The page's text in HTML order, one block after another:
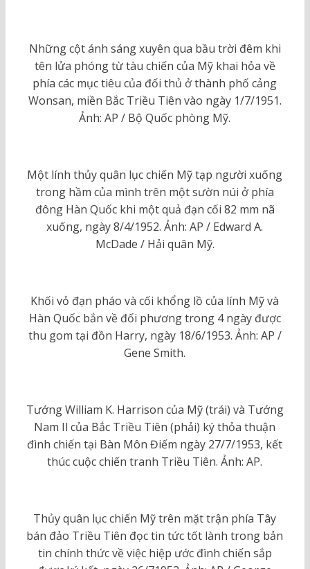
Những cột ánh sáng xuyên qua bầu trời đêm khi
tên lửa phóng từ tàu chiến của Mỹ khai hỏa về
phía các mục tiêu của đối thủ ở thành phố cảng
Wonsan, miền Bắc Triều Tiên vào ngày 1/7/1951.
Ảnh: AP / Bộ Quốc phòng Mỹ.
Một lính thủy quân lục chiến Mỹ tạp người xuống
trong hầm của mình trên một sườn núi ở phía
đông Hàn Quốc khi một quả đạn cối 82 mm nã
xuống, ngày 8/4/1952. Ảnh: AP / Edward A.
McDade / Hải quân Mỹ.
Khối vỏ đạn pháo và cối khổng lồ của lính Mỹ và
Hàn Quốc bắn về đối phương trong 4 ngày được
thu gom tại đồn Harry, ngày 18/6/1953. Ảnh: AP /
Gene Smith.
Tướng William K. Harrison của Mỹ (trái) và Tướng
Nam Il của Bắc Triều Tiên (phải) ký thỏa thuận
đình chiến tại Bàn Môn Điếm ngày 27/7/1953, kết
thúc cuộc chiến tranh Triều Tiên. Ảnh: AP.
Thủy quân lục chiến Mỹ trên mặt trận phía Tây
bán đảo Triều Tiên đọc tin tức tốt lành trong bản
tin chính thức về việc hiệp ước đình chiến sắp